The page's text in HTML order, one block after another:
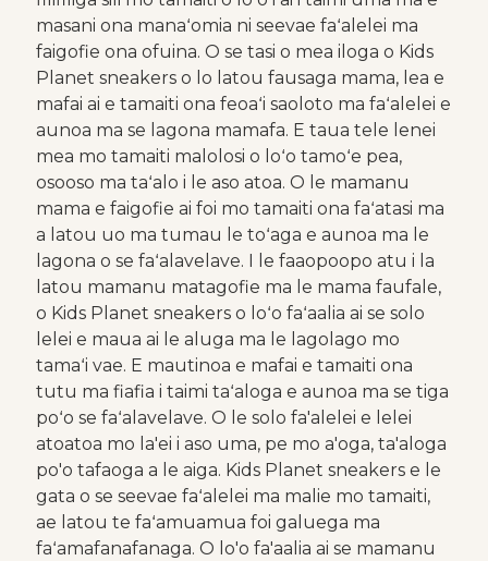
masani ona manaʻomia ni seevae faʻalelei ma
faigofie ona ofuina. O se tasi o mea iloga o Kids
Planet sneakers o lo latou fausaga mama, lea e
mafai ai e tamaiti ona feoaʻi saoloto ma faʻalelei e
aunoa ma se lagona mamafa. E taua tele lenei
mea mo tamaiti malolosi o loʻo tamoʻe pea,
osooso ma taʻalo i le aso atoa. O le mamanu
mama e faigofie ai foi mo tamaiti ona faʻatasi ma
a latou uo ma tumau le toʻaga e aunoa ma le
lagona o se faʻalavelave. I le faaopoopo atu i la
latou mamanu matagofie ma le mama faufale,
o Kids Planet sneakers o loʻo faʻaalia ai se solo
lelei e maua ai le aluga ma le lagolago mo
tamaʻi vae. E mautinoa e mafai e tamaiti ona
tutu ma fiafia i taimi taʻaloga e aunoa ma se tiga
poʻo se faʻalavelave. O le solo fa'alelei e lelei
atoatoa mo la'ei i aso uma, pe mo a'oga, ta'aloga
po'o tafaoga a le aiga. Kids Planet sneakers e le
gata o se seevae faʻalelei ma malie mo tamaiti,
ae latou te faʻamuamua foi galuega ma
faʻamafanafanaga. O lo'o fa'aalia ai se mamanu